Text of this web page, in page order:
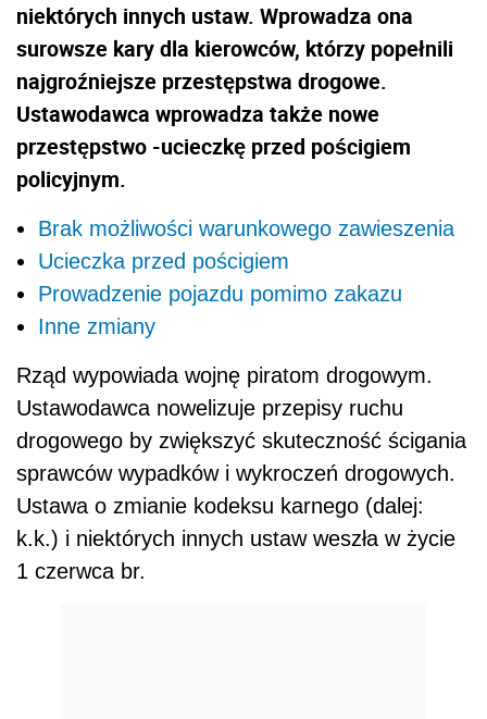
niektórych innych ustaw. Wprowadza ona
surowsze kary dla kierowców, którzy popełnili
najgroźniejsze przestępstwa drogowe.
Ustawodawca wprowadza także nowe
przestępstwo -ucieczkę przed pościgiem
policyjnym.
Brak możliwości warunkowego zawieszenia
Ucieczka przed pościgiem
Prowadzenie pojazdu pomimo zakazu
Inne zmiany
Rząd wypowiada wojnę piratom drogowym.
Ustawodawca nowelizuje przepisy ruchu
drogowego by zwiększyć skuteczność ścigania
sprawców wypadków i wykroczeń drogowych.
Ustawa o zmianie kodeksu karnego (dalej:
k.k.) i niektórych innych ustaw weszła w życie
1 czerwca br.